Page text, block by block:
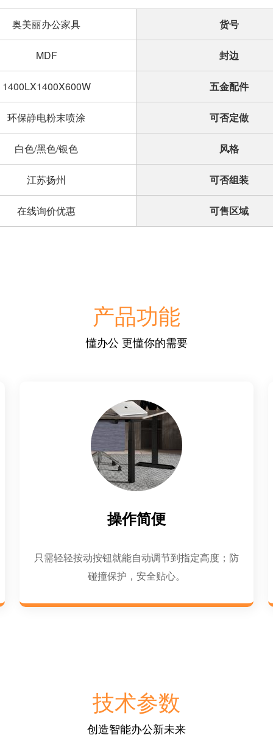
奥美丽办公家具 货号
MDF 封边
1400LX1400X600W 五金配件
环保静电粉末喷涂 可否定做
白色/黑色/银色 风格
江苏扬州 可否组装
在线询价优惠 可售区域
产品功能
懂办公 更懂你的需要
操作简便
只需轻轻按动按钮就能自动调节到指定高度；防
碰撞保护，安全贴心。
技术参数
创造智能办公新未来